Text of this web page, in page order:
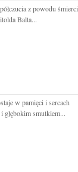
z powodu śmierci
Balta...
w pamięci i sercach
smutkiem...